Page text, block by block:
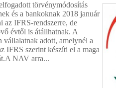
törvénymódosítás
és a bankoknak 2018 január
az IFRS-rendszerre, de
évtől is átállhatnak. A
vállalatnak adott, amelynél a
IFRS szerint készíti el a maga
NAV arra...